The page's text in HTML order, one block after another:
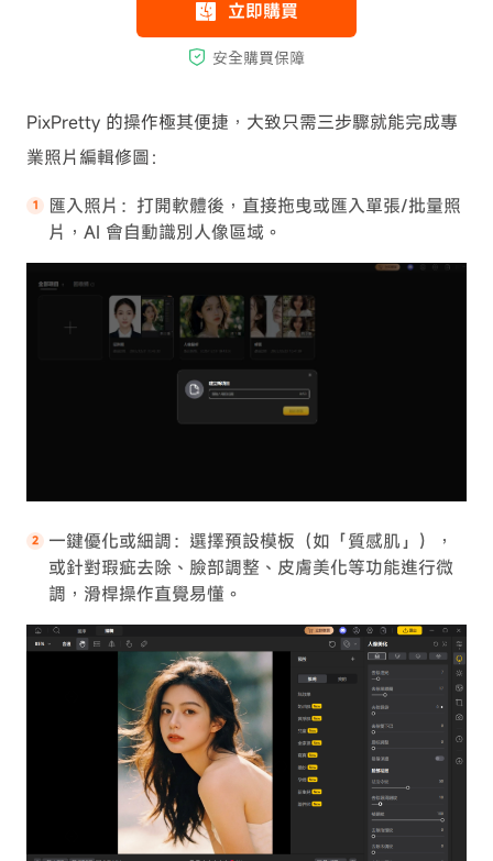
PixPretty 的操作極其便捷，大致只需三步驟就能完成專
業照片編輯修圖：
匯入照片：打開軟體後，直接拖曳或匯入單張/批量照
片，AI 會自動識別人像區域。
一鍵優化或細調：選擇預設模板（如「質感肌」），
或針對瑕疵去除、臉部調整、皮膚美化等功能進行微
調，滑桿操作直覺易懂。